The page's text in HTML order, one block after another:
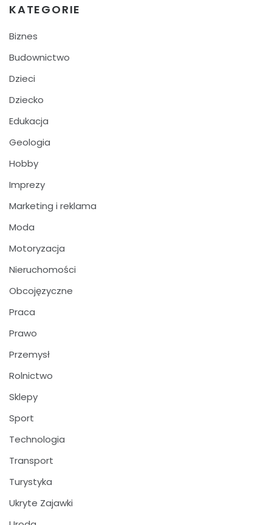
KATEGORIE
Biznes
Budownictwo
Dzieci
Dziecko
Edukacja
Geologia
Hobby
Imprezy
Marketing i reklama
Moda
Motoryzacja
Nieruchomości
Obcojęzyczne
Praca
Prawo
Przemysł
Rolnictwo
Sklepy
Sport
Technologia
Transport
Turystyka
Ukryte Zajawki